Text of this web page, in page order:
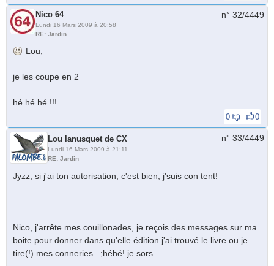
Nico 64
Lundi 16 Mars 2009 à 20:58
RE: Jardin
n° 32/4449
Lou,
je les coupe en 2
hé hé hé !!!
0 0
Lou lanusquet de CX
Lundi 16 Mars 2009 à 21:11
RE: Jardin
n° 33/4449
Jyzz, si j'ai ton autorisation, c'est bien, j'suis con tent!
Nico, j'arrête mes couillonades, je reçois des messages sur ma
boite pour donner dans qu'elle édition j'ai trouvé le livre ou je
tire(!) mes conneries...;héhé! je sors.....